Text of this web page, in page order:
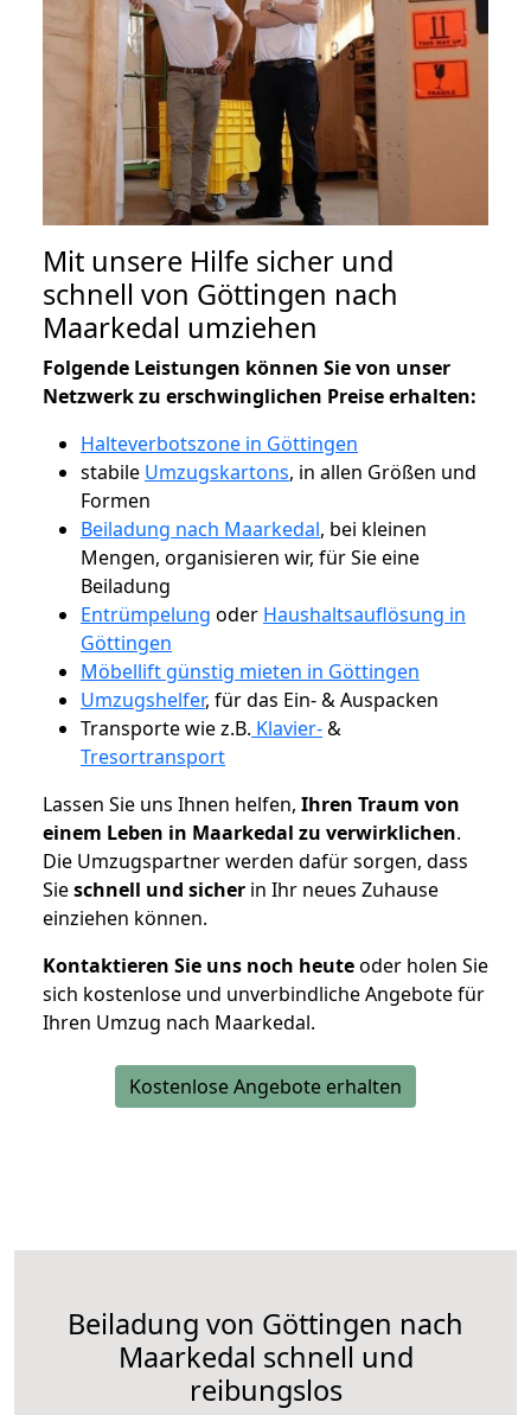
Mit unsere Hilfe sicher und
schnell von Göttingen nach
Maarkedal umziehen
Folgende Leistungen können Sie von unser
Netzwerk zu erschwinglichen Preise erhalten:
Halteverbotszone in Göttingen
stabile Umzugskartons, in allen Größen und
Formen
Beiladung nach Maarkedal, bei kleinen
Mengen, organisieren wir, für Sie eine
Beiladung
Entrümpelung oder Haushaltsauflösung in
Göttingen
Möbellift günstig mieten in Göttingen
Umzugshelfer, für das Ein- & Auspacken
Transporte wie z.B. Klavier-&
Tresortransport
Lassen Sie uns Ihnen helfen, Ihren Traum von
einem Leben in Maarkedal zu verwirklichen.
Die Umzugspartner werden dafür sorgen, dass
Sieschnell und sicher in Ihr neues Zuhause
einziehen können.
Kontaktieren Sie uns noch heuteoder holen Sie
sich kostenlose und unverbindliche Angebote für
Ihren Umzug nach Maarkedal.
Kostenlose Angebote erhalten
Beiladung von Göttingen nach
Maarkedal schnell und
reibungslos